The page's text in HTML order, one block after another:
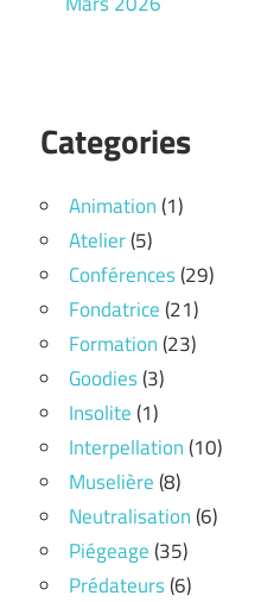
Categories
Animation(1)
Atelier(5)
Conférences(29)
Fondatrice(21)
Formation(23)
Goodies(3)
Insolite(1)
Interpellation(10)
Muselière(8)
Neutralisation(6)
Piégeage(35)
Prédateurs(6)